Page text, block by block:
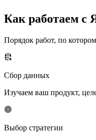
Как работаем с
Порядок работ, по
Сбор данных
Изучаем ваш продукт,
Выбор стратегии